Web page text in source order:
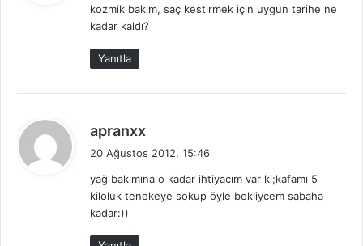
i
kozmik bakım, saç kestirmek için uygun tarihe ne
kadar kaldı?
Yanıtla
apranxx
i
k
20 Ağustos 2012, 15:46
yağ bakımına o kadar ihtiyacım var ki;kafamı 5
kiloluk tenekeye sokup öyle bekliycem sabaha
kadar:))